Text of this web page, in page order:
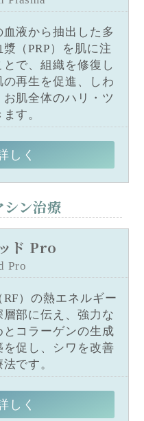
血液から抽出した多
漿（PRP）を肌に注
とで、組織を修復し
の再生を促進、しわ
お肌全体のハリ・ツ
す。
しく
シン治療
ド Pro
Pro
RF）の熱エネルギー
層部に伝え、強力な
とコラーゲンの生成
を促し、シワを改善
です。
しく